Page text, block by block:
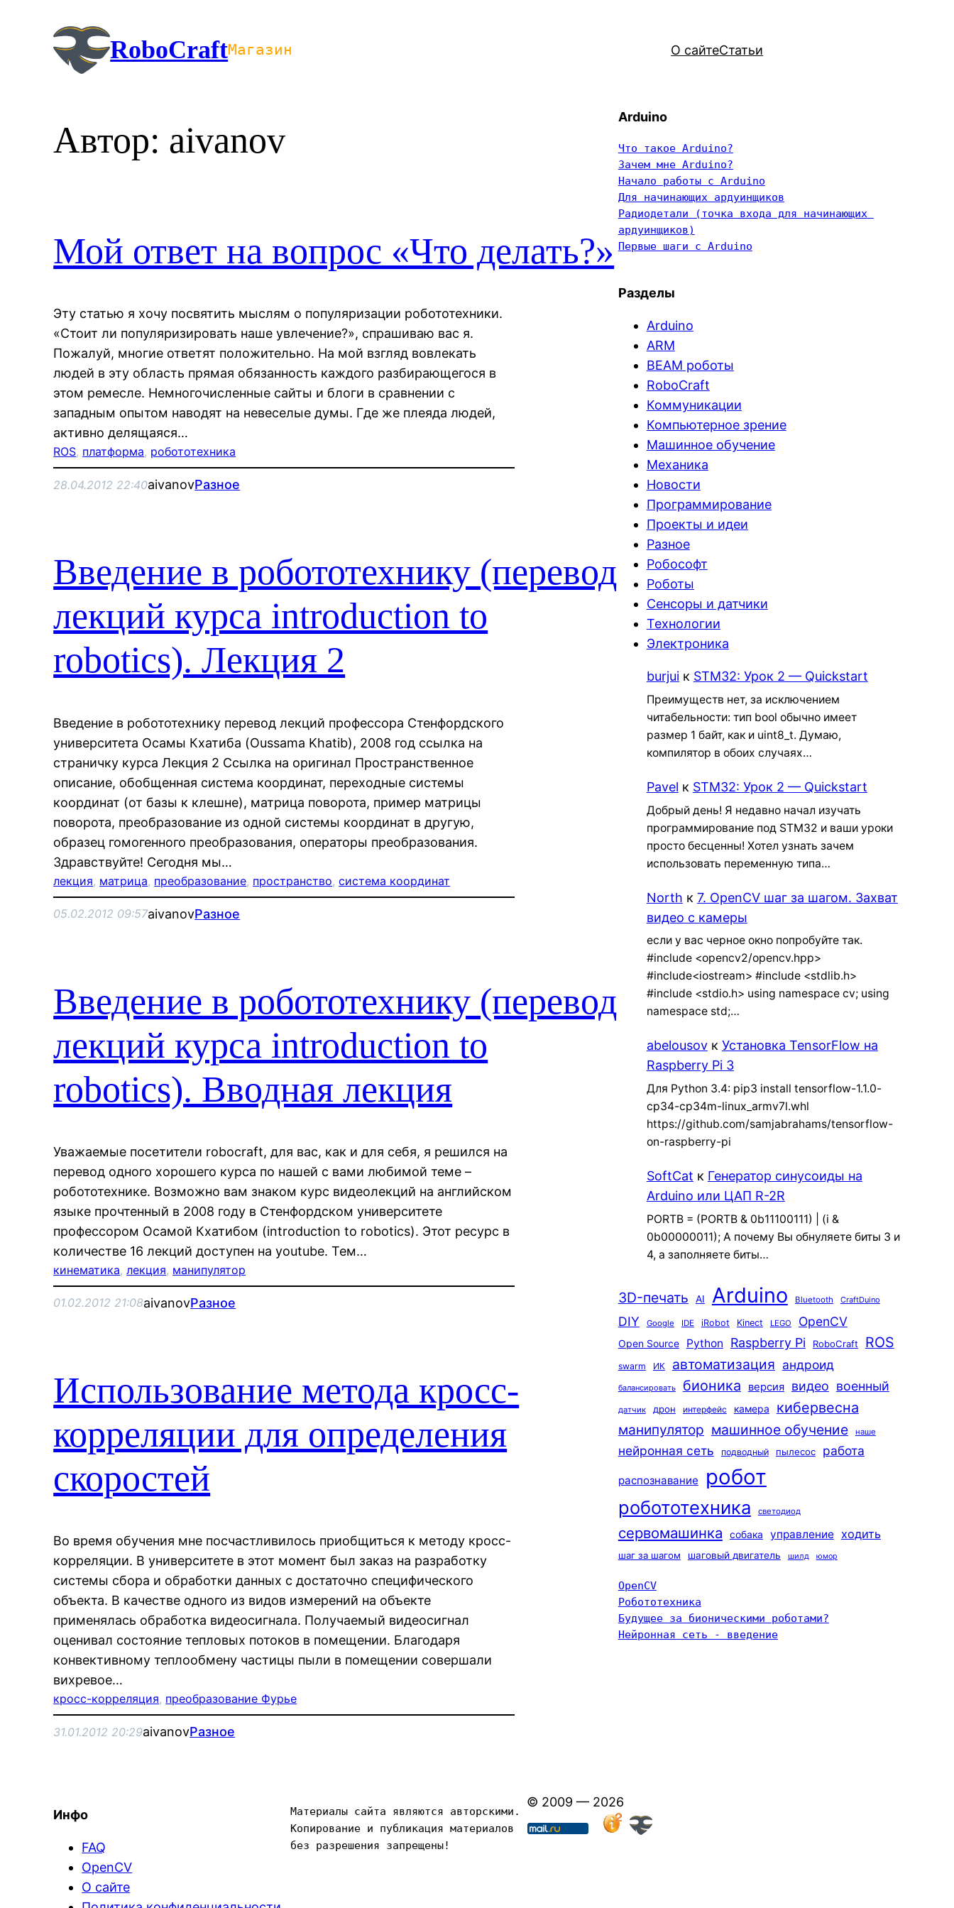
содержимому
RoboCraftМагазин О сайтеСтатьи
Автор: aivanov
Мой ответ на вопрос «Что делать?»
Эту статью я хочу посвятить мыслям о популяризации робототехники.
«Стоит ли популяризировать наше увлечение?», спрашиваю вас я.
Пожалуй, многие ответят положительно. На мой взгляд вовлекать
людей в эту область прямая обязанность каждого разбирающегося в
этом ремесле. Немногочисленные сайты и блоги в сравнении с
западным опытом наводят на невеселые думы. Где же плеяда людей,
активно делящаяся…
ROS, платформа, робототехника
28.04.2012 22:40aivanovРазное
Введение в робототехнику (перевод
лекций курса introduction to
robotics). Лекция 2
Введение в робототехнику перевод лекций профессора Стенфордского
университета Осамы Кхатиба (Oussama Khatib), 2008 год ссылка на
страничку курса Лекция 2 Ссылка на оригинал Пространственное
описание, обобщенная система координат, переходные системы
координат (от базы к клешне), матрица поворота, пример матрицы
поворота, преобразование из одной системы координат в другую,
образец гомогенного преобразования, операторы преобразования.
Здравствуйте! Сегодня мы…
лекция, матрица, преобразование, пространство, система координат
05.02.2012 09:57aivanovРазное
Введение в робототехнику (перевод
лекций курса introduction to
robotics). Вводная лекция
Уважаемые посетители robocraft, для вас, как и для себя, я решился на
перевод одного хорошего курса по нашей с вами любимой теме –
робототехнике. Возможно вам знаком курс видеолекций на английском
языке прочтенный в 2008 году в Стенфордском университете
профессором Осамой Кхатибом (introduction to robotics). Этот ресурс в
количестве 16 лекций доступен на youtube. Тем…
кинематика, лекция, манипулятор
01.02.2012 21:08aivanovРазное
Использование метода кросс-
корреляции для определения
скоростей
Во время обучения мне посчастливилось приобщиться к методу кросс-
корреляции. В университете в этот момент был заказ на разработку
системы сбора и обработки данных с достаточно специфического
объекта. В качестве одного из видов измерений на объекте
применялась обработка видеосигнала. Получаемый видеосигнал
оценивал состояние тепловых потоков в помещении. Благодаря
конвективному теплообмену частицы пыли в помещении совершали
вихревое…
кросс-корреляция, преобразование Фурье
31.01.2012 20:29aivanovРазное
Arduino
Что такое Arduino?
Зачем мне Arduino?
Начало работы с Arduino
Для начинающих ардуинщиков
Радиодетали (точка входа для начинающих
ардуинщиков)
Первые шаги с Arduino
Разделы
Arduino
ARM
BEAM роботы
RoboCraft
Коммуникации
Компьютерное зрение
Машинное обучение
Механика
Новости
Программирование
Проекты и идеи
Разное
Робософт
Роботы
Сенсоры и датчики
Технологии
Электроника
burjuiк STM32: Урок 2 — Quickstart
Преимуществ нет, за исключением
читабельности: тип bool обычно имеет
размер 1 байт, как и uint8_t. Думаю,
компилятор в обоих случаях…
Pavel к STM32: Урок 2 — Quickstart
Добрый день! Я недавно начал изучать
программирование под STM32 и ваши уроки
просто бесценны! Хотел узнать зачем
использовать переменную типа…
North к 7. OpenCV шаг за шагом. Захват
видео с камеры
если у вас черное окно попробуйте так.
#include <opencv2/opencv.hpp>
#include<iostream> #include <stdlib.h>
#include <stdio.h> using namespace cv; using
namespace std;…
abelousovк Установка TensorFlow на
Raspberry Pi 3
Для Python 3.4: pip3 install tensorflow-1.1.0-
cp34-cp34m-linux_armv7l.whl
https://github.com/samjabrahams/tensorflow-
on-raspberry-pi
SoftCat к Генератор синусоиды на
Arduino или ЦАП R-2R
PORTB = (PORTB & 0b11100111) | (i &
0b00000011); А почему Вы обнуляете биты 3 и
4, а заполняете биты…
3D-печать AI Arduino Bluetooth CraftDuino
DIY Google IDE iRobot Kinect LEGO OpenCV
Open Source Python Raspberry Pi RoboCraft ROS
swarm ИК автоматизация андроид
балансировать бионика версия видео военный
датчик дрон интерфейс камера кибервесна
манипулятор машинное обучение наше
нейронная сеть подводный пылесос работа
распознавание робот
робототехника светодиод
сервомашинка собака управление ходить
шаг за шагом шаговый двигатель шилд юмор
OpenCV
Робототехника
Будущее за бионическими роботами?
Нейронная сеть - введение
Инфо
FAQ
OpenCV
О сайте
Материалы сайта являются авторскими.
Копирование и публикация материалов
без разрешения запрещены!
© 2009 — 2026